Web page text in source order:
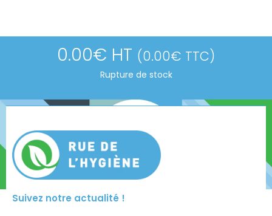
0.00€ HT (0.00€ TTC)
Rupture de stock
Suivez notre actualité !